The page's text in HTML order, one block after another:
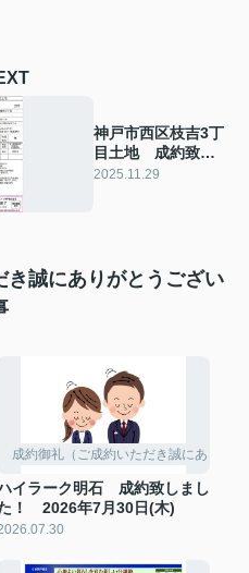
神戸市西区枝吉3丁
目土地 成約致し
ました！ 2025年
2025.11.29
き誠にありがとうござい
がとうございました。）
成約御礼（ご成約いただき誠にありが
イラーク明石 成約致しまし
！ 2026年7月30日(木)